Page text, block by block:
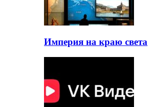
Империя на краю света